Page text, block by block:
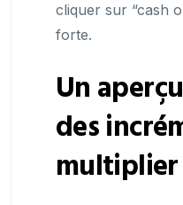
cliquer sur “cash
forte.
Un
des
multiplier